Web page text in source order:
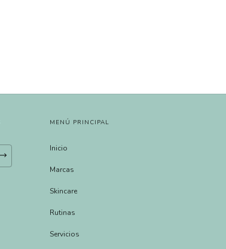
MENÚ PRINCIPAL
Inicio
Marcas
Skincare
Rutinas
Servicios